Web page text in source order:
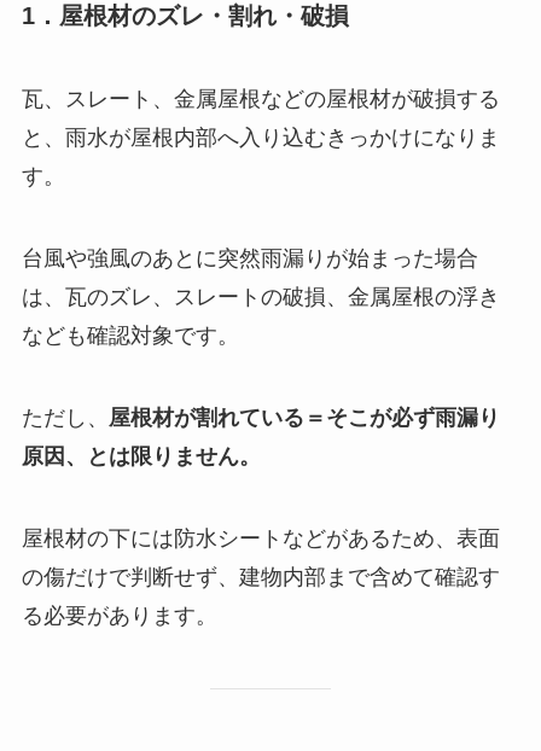
1．屋根材のズレ・割れ・破損
瓦、スレート、金属屋根などの屋根材が破損する
と、雨水が屋根内部へ入り込むきっかけになりま
す。
台風や強風のあとに突然雨漏りが始まった場合
は、瓦のズレ、スレートの破損、金属屋根の浮き
なども確認対象です。
ただし、
屋根材が割れている＝そこが必ず雨漏り
原因、とは限りません。
屋根材の下には防水シートなどがあるため、表面
の傷だけで判断せず、建物内部まで含めて確認す
る必要があります。